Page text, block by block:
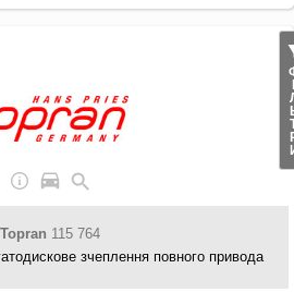
Topran 115 764
зчеплення повного привода